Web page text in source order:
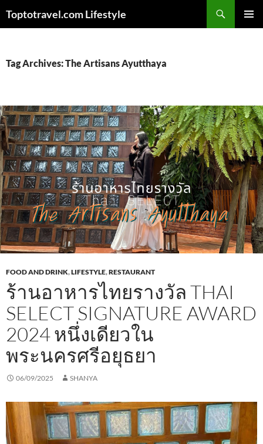
Toptotravel.com Lifestyle
Tag Archives: The Artisans Ayutthaya
FOOD AND DRINK,LIFESTYLE,RESTAURANT
ร้านอาหารไทยรางวัล THAI
SELECT SIGNATURE AWARD
2024 หนึ่งเดียวใน
พระนครศรีอยุธยา
06/09/2025 SHANYA